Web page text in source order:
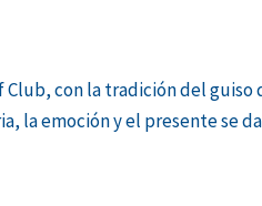
Club, con la tradición del
la emoción y el presente se